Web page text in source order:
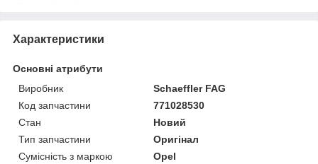
Характеристики
Основні атрибути
Виробник
Schaeffler FAG
Код запчастини
771028530
Стан
Новий
Тип запчастини
Оригінал
Сумісність з маркою
Opel